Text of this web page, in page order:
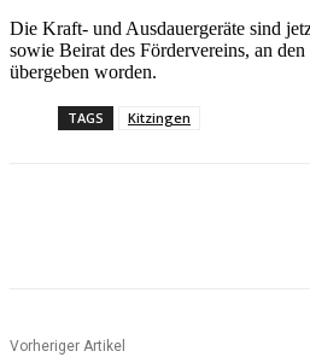
Die Kraft- und Ausdauergeräte sind
sowie Beirat des Fördervereins, an
übergeben worden.
TAGS Kitzingen
Vorheriger Artikel